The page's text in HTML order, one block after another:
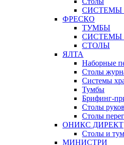
СИСТЕМЫ
ФРЕСКО
ТУМБЫ
СИСТЕМЫ
СТОЛЫ
ЯЛТА
Наборные
Столы
Системы
Тумбы
Брифинг-
Столы
Столы
ОНИКС ДИРЕКТ
Столы и
МИНИСТРИ